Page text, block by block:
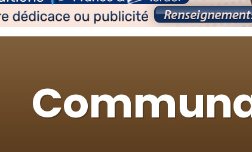
3 personnes viennent de nous rejoindre sur WhatsApp
Odaya vient de donner son Maasser
30 personnes viennent de faire un don pour Sauvez la jambe de Yohan
Il reste 49 places pour étudier en groupe sur Zoom